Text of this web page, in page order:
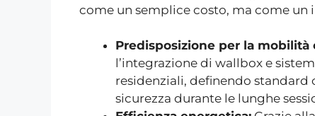
come un semplice costo, ma come un
Predisposizione per la mobilità
l’integrazione di wallbox e
residenziali, definendo standard
sicurezza durante le lunghe